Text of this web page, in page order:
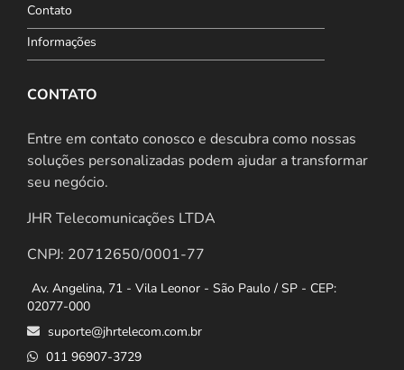
Contato
Informações
CONTATO
Entre em contato conosco e descubra como nossas
soluções personalizadas podem ajudar a transformar
seu negócio.
JHR Telecomunicações LTDA
CNPJ: 20712650/0001-77
Av. Angelina, 71 - Vila Leonor - São Paulo / SP - CEP:
02077-000
suporte@jhrtelecom.com.br
011 96907-3729